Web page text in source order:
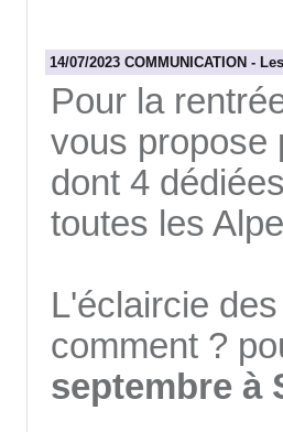
14/07/2023 COMMUNICATION -
Pour la
vous propose
dont 4
toutes les
L'éclaircie
comment ?
septembre à